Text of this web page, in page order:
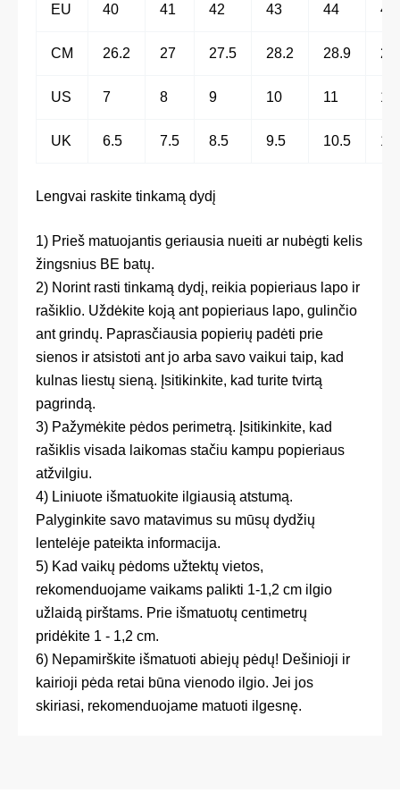
EU 40 41 42 43 44 45
CM 26.2 27 27.5 28.2 28.9
US 7 8 9 10 11 12
UK 6.5 7.5 8.5 9.5 10.5
Lengvai raskite tinkamą dydį
1) Prieš matuojantis geriausia nueiti ar nubėgti kelis
žingsnius BE batų.
2) Norint rasti tinkamą dydį, reikia popieriaus lapo ir
rašiklio. Uždėkite koją ant popieriaus lapo, gulinčio
ant grindų. Paprasčiausia popierių padėti prie
sienos ir atsistoti ant jo arba savo vaikui taip, kad
kulnas liestų sieną. Įsitikinkite, kad turite tvirtą
pagrindą.
3) Pažymėkite pėdos perimetrą. Įsitikinkite, kad
rašiklis visada laikomas stačiu kampu popieriaus
atžvilgiu.
4) Liniuote išmatuokite ilgiausią atstumą.
Palyginkite savo matavimus su mūsų dydžių
lentelėje pateikta informacija.
5) Kad vaikų pėdoms užtektų vietos,
rekomenduojame vaikams palikti 1-1,2 cm ilgio
užlaidą pirštams. Prie išmatuotų centimetrų
pridėkite 1 - 1,2 cm.
6) Nepamirškite išmatuoti abiejų pėdų! Dešinioji ir
kairioji pėda retai būna vienodo ilgio. Jei jos
skiriasi, rekomenduojame matuoti ilgesnę.